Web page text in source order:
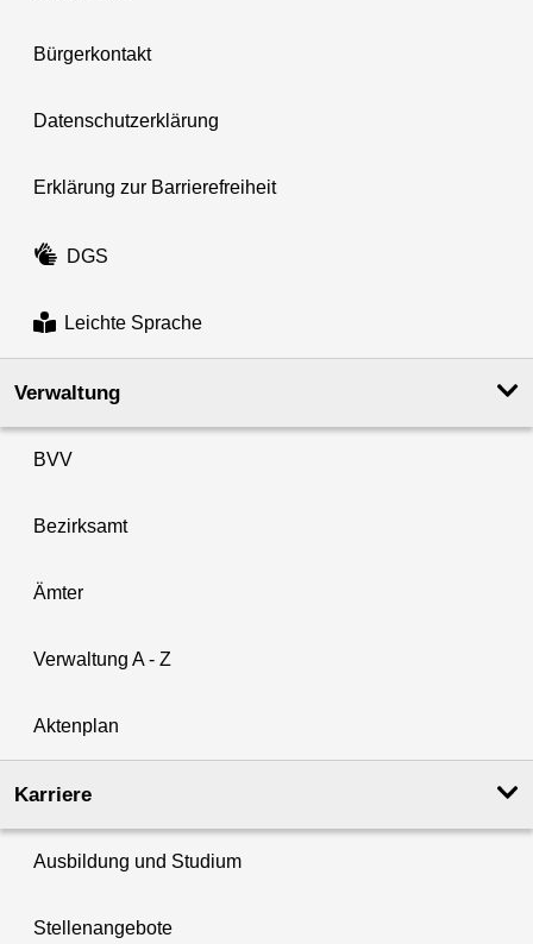
Bürgerkontakt
Datenschutzerklärung
Erklärung zur Barrierefreiheit
DGS
Leichte Sprache
Verwaltung
BVV
Bezirksamt
Ämter
Verwaltung A - Z
Aktenplan
Karriere
Ausbildung und Studium
Stellenangebote